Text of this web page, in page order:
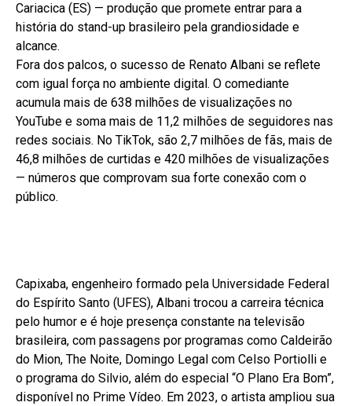
Cariacica (ES) — produção que promete entrar para a
história do stand-up brasileiro pela grandiosidade e
alcance.
Fora dos palcos, o sucesso de Renato Albani se reflete
com igual força no ambiente digital. O comediante
acumula mais de 638 milhões de visualizações no
YouTube e soma mais de 11,2 milhões de seguidores nas
redes sociais. No TikTok, são 2,7 milhões de fãs, mais de
46,8 milhões de curtidas e 420 milhões de visualizações
— números que comprovam sua forte conexão com o
público.
Capixaba, engenheiro formado pela Universidade Federal
do Espírito Santo (UFES), Albani trocou a carreira técnica
pelo humor e é hoje presença constante na televisão
brasileira, com passagens por programas como Caldeirão
do Mion, The Noite, Domingo Legal com Celso Portiolli e
o programa do Silvio, além do especial “O Plano Era Bom”,
disponível no Prime Vídeo. Em 2023, o artista ampliou sua